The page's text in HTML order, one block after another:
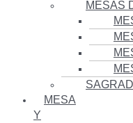
MESAS
MESA
Y